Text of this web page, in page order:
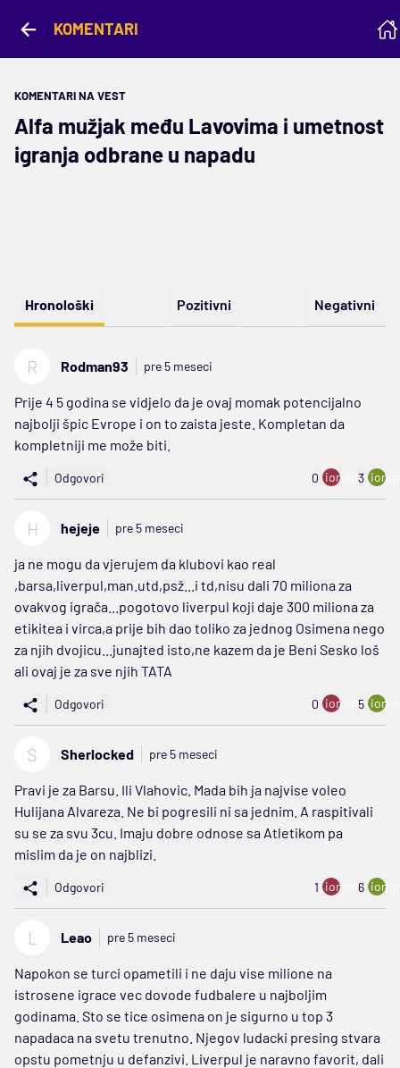
KOMENTARI
KOMENTARI NA VEST
Alfa mužjak među Lavovima i umetnost
igranja odbrane u napadu
Hronološki Pozitivni Negativni
R Rodman93 pre 5 meseci
Prije 4 5 godina se vidjelo da je ovaj momak potencijalno
najbolji špic Evrope i on to zaista jeste. Kompletan da
kompletniji me može biti.
Odgovori 0 ion:minus
3
H hejeje pre 5 meseci
ja ne mogu da vjerujem da klubovi kao real
,barsa,liverpul,man.utd,psž...i td,nisu dali 70 miliona za
ovakvog igrača...pogotovo liverpul koji daje 300 miliona za
etikitea i virca,a prije bih dao toliko za jednog Osimena nego
za njih dvojicu...junajted isto,ne kazem da je Beni Sesko loš
ali ovaj je za sve njih TATA
Odgovori 0 ion:minus
5
S Sherlocked pre 5 meseci
Pravi je za Barsu. Ili Vlahovic. Mada bih ja najvise voleo
Hulijana Alvareza. Ne bi pogresili ni sa jednim. A raspitivali
su se za svu 3cu. Imaju dobre odnose sa Atletikom pa
mislim da je on najblizi.
Odgovori 1 ion:minus
6
L Leao pre 5 meseci
Napokon se turci opametili i ne daju vise milione na
istrosene igrace vec dovode fudbalere u najboljim
godinama. Sto se tice osimena on je sigurno u top 3
napadaca na svetu trenutno. Njegov ludacki presing stvara
opstu pometnju u defanzivi. Liverpul je naravno favorit, dali